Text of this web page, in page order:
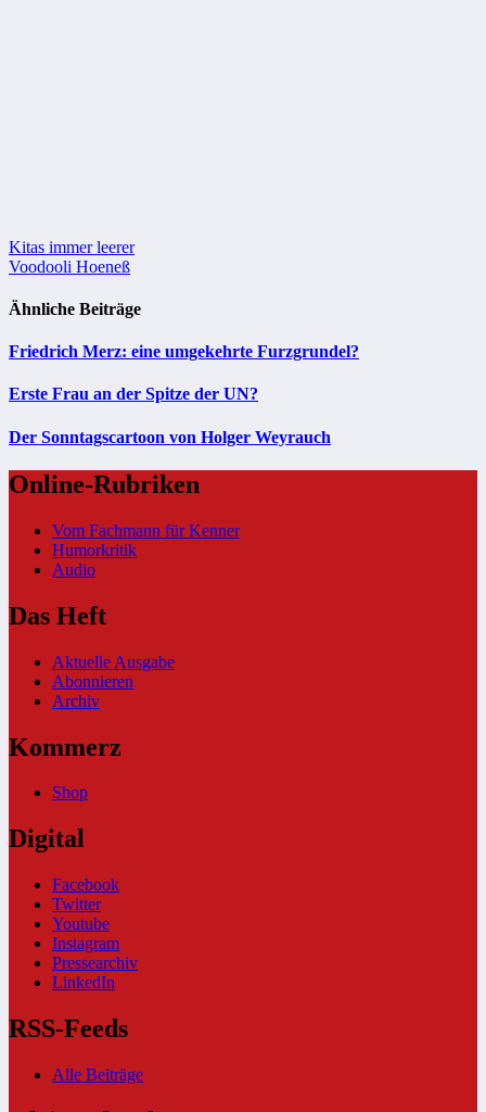
Beitragsnavigation
Kitas immer leerer
Voodooli Hoeneß
Ähnliche Beiträge
Friedrich Merz: eine umgekehrte Furzgrundel?
Erste Frau an der Spitze der UN?
Der Sonntagscartoon von Holger Weyrauch
Online-Rubriken
Vom Fachmann für Kenner
Humorkritik
Audio
Das Heft
Aktuelle Ausgabe
Abonnieren
Archiv
Kommerz
Shop
Digital
Facebook
Twitter
Youtube
Instagram
Pressearchiv
LinkedIn
RSS-Feeds
Alle Beiträge